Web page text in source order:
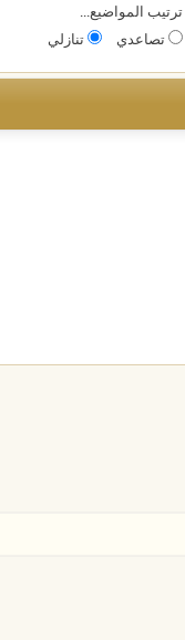
ترتيب المواضيع...
تصاعدي
تنازلي